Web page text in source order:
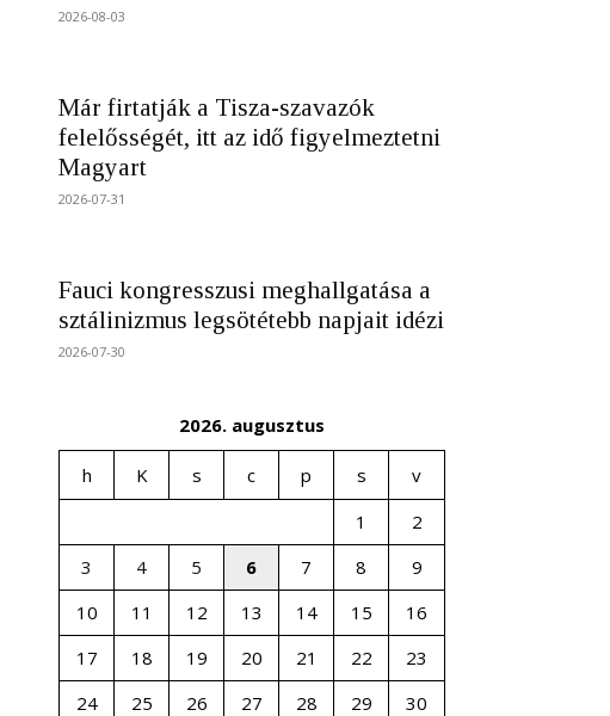
2026-08-03
Már firtatják a Tisza-szavazók
felelősségét, itt az idő figyelmeztetni
Magyart
2026-07-31
Fauci kongresszusi meghallgatása a
sztálinizmus legsötétebb napjait idézi
2026-07-30
2026. augusztus
h K s c p s
v
1
2
3
4 5 6 7 8
9
10
11 12 13 14 15
16
17
18 19 20 21 22
23
24
25 26 27 28 29
30